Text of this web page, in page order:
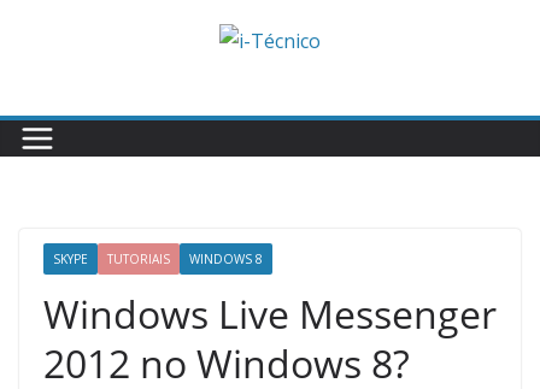
SKYPE TUTORIAIS WINDOWS 8
Windows Live Messenger
2012 no Windows 8?